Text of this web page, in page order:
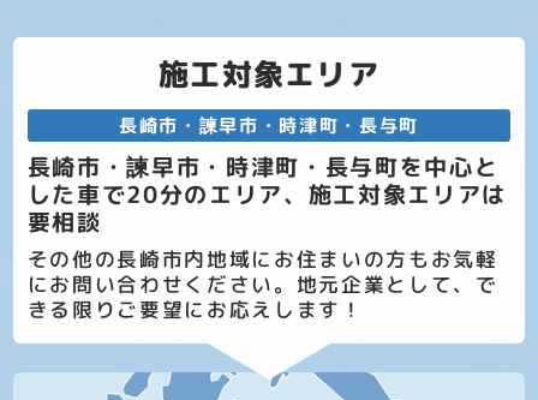
施工対象エリア
長崎市・諫早市・時津町・長与町
長崎市・諫早市・時津町・長与町を中心と
した車で20分のエリア、施工対象エリアは
要相談
その他の長崎市内地域にお住まいの方もお気軽
にお問い合わせください。地元企業として、で
きる限りご要望にお応えします！